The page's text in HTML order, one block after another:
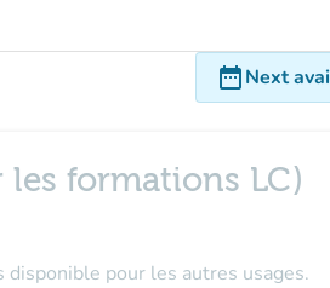
date_rangeNext
les formations LC)
disponible pour les autres usages.